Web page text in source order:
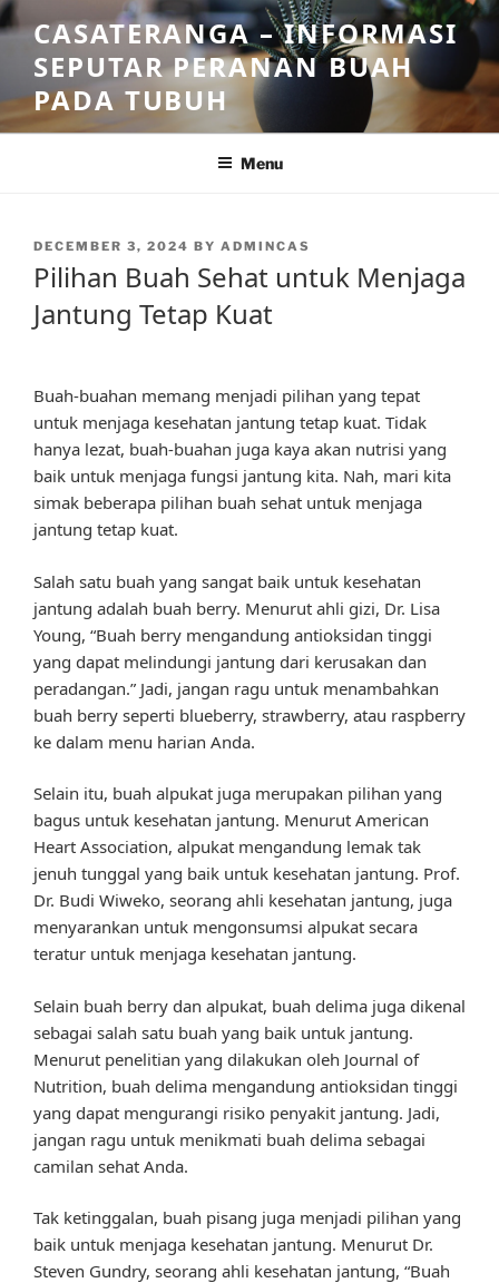
Skip
to
content
CASATERANGA – INFORMASI
SEPUTAR PERANAN BUAH
PADA TUBUH
Menu
POSTED
ON
DECEMBER 3, 2024 BY ADMINCAS
Pilihan Buah Sehat untuk Menjaga
Jantung Tetap Kuat
Buah-buahan memang menjadi pilihan yang tepat
untuk menjaga kesehatan jantung tetap kuat. Tidak
hanya lezat, buah-buahan juga kaya akan nutrisi yang
baik untuk menjaga fungsi jantung kita. Nah, mari kita
simak beberapa pilihan buah sehat untuk menjaga
jantung tetap kuat.
Salah satu buah yang sangat baik untuk kesehatan
jantung adalah buah berry. Menurut ahli gizi, Dr. Lisa
Young, “Buah berry mengandung antioksidan tinggi
yang dapat melindungi jantung dari kerusakan dan
peradangan.” Jadi, jangan ragu untuk menambahkan
buah berry seperti blueberry, strawberry, atau raspberry
ke dalam menu harian Anda.
Selain itu, buah alpukat juga merupakan pilihan yang
bagus untuk kesehatan jantung. Menurut American
Heart Association, alpukat mengandung lemak tak
jenuh tunggal yang baik untuk kesehatan jantung. Prof.
Dr. Budi Wiweko, seorang ahli kesehatan jantung, juga
menyarankan untuk mengonsumsi alpukat secara
teratur untuk menjaga kesehatan jantung.
Selain buah berry dan alpukat, buah delima juga dikenal
sebagai salah satu buah yang baik untuk jantung.
Menurut penelitian yang dilakukan oleh Journal of
Nutrition, buah delima mengandung antioksidan tinggi
yang dapat mengurangi risiko penyakit jantung. Jadi,
jangan ragu untuk menikmati buah delima sebagai
camilan sehat Anda.
Tak ketinggalan, buah pisang juga menjadi pilihan yang
baik untuk menjaga kesehatan jantung. Menurut Dr.
Steven Gundry, seorang ahli kesehatan jantung, “Buah